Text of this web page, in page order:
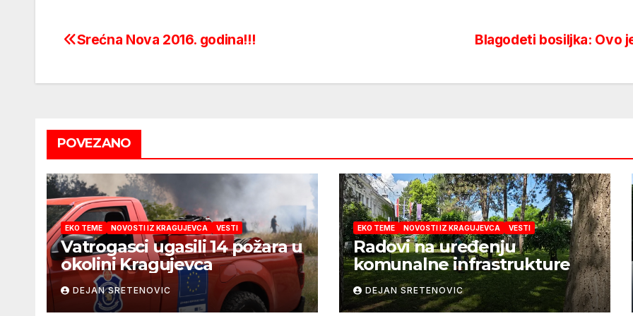
Post
Blagodeti bosiljka: Ovo
Srećna Nova 2016. godina!!!
POVEZANO
EKO TEME NOVOSTI IZ KRAGUJEVCA VESTI
Vatrogasci ugasili 14 požara u
okolini Kragujevca
DEJAN SRETENOVIC
EKO TEME NOVOSTI IZ KRAGUJEVCA VESTI
Radovi na uređenju
komunalne infrastrukture
DEJAN SRETENOVIC